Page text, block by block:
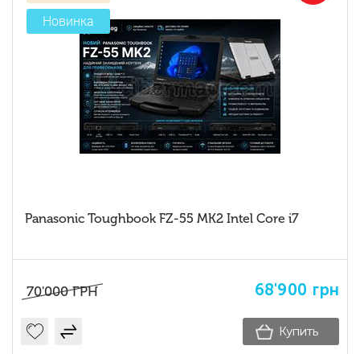
Новинка
Panasonic Toughbook FZ-55 MK2 Intel Core i7
70'000 ГРН 68'900 грн
Купить